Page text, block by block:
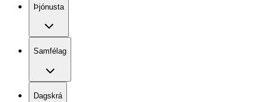
Þjónusta
Samfélag
Dagskrá